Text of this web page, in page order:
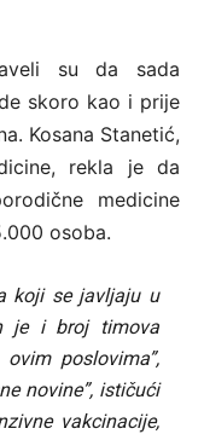
su da sada
skoro kao i prije
Kosana Stanetić,
rekla je da
medicine
osoba.
koji se javljaju u
je i broj timova
poslovima”,
novine”, ističući
vakcinacije,